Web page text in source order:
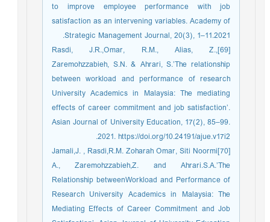
to improve employee performance with job
satisfaction as an intervening variables. Academy of
Strategic Management Journal, 20(3), 1–11.2021.
[69]Rasdi, J.R.,Omar, R.M., Alias, Z.,
Zaremohzzabieh, S.N. & Ahrari, S.’The relationship
between workload and performance of research
University Academics in Malaysia: The mediating
effects of career commitment and job satisfaction’.
Asian Journal of University Education, 17(2), 85–99.
2021. https://doi.org/10.24191/ajue.v17i2.
[70]Jamali,J. , Rasdi,R.M. Zoharah Omar, Siti Noormi
A., Zaremohzzabieh,Z. and Ahrari.S.A.’The
Relationship betweenWorkload and Performance of
Research University Academics in Malaysia: The
Mediating Effects of Career Commitment and Job